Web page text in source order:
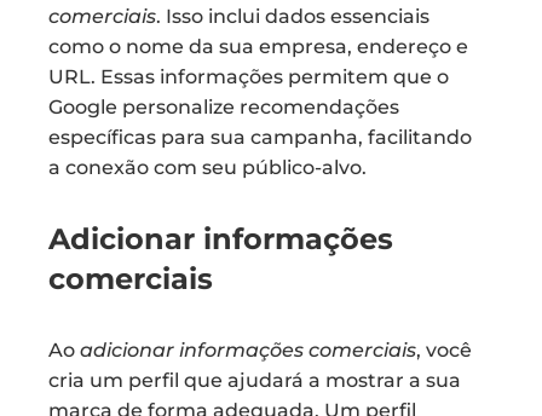
comerciais. Isso inclui dados essenciais
como o nome da sua empresa, endereço e
URL. Essas informações permitem que o
Google personalize recomendações
específicas para sua campanha, facilitando
a conexão com seu público-alvo.
Adicionar informações
comerciais
Ao adicionar informações comerciais, você
cria um perfil que ajudará a mostrar a sua
marca de forma adequada. Um perfil